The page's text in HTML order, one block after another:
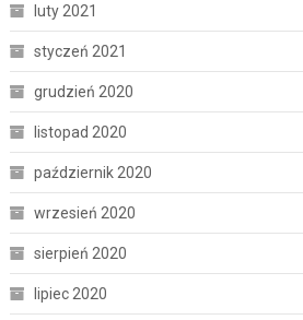
luty 2021
styczeń 2021
grudzień 2020
listopad 2020
październik 2020
wrzesień 2020
sierpień 2020
lipiec 2020